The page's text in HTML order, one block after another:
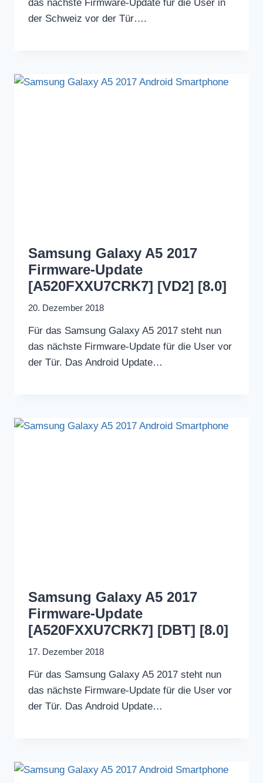
das nächste Firmware-Update für die User in
der Schweiz vor der Tür….
Samsung Galaxy A5 2017
Firmware-Update
[A520FXXU7CRK7] [VD2] [8.0]
20. Dezember 2018
Für das Samsung Galaxy A5 2017 steht nun
das nächste Firmware-Update für die User vor
der Tür. Das Android Update…
Samsung Galaxy A5 2017
Firmware-Update
[A520FXXU7CRK7] [DBT] [8.0]
17. Dezember 2018
Für das Samsung Galaxy A5 2017 steht nun
das nächste Firmware-Update für die User vor
der Tür. Das Android Update…